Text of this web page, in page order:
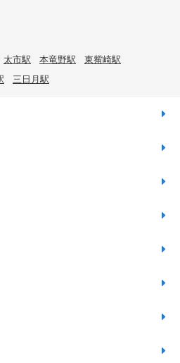
太市駅 本竜野駅
東觜崎駅
三日月駅